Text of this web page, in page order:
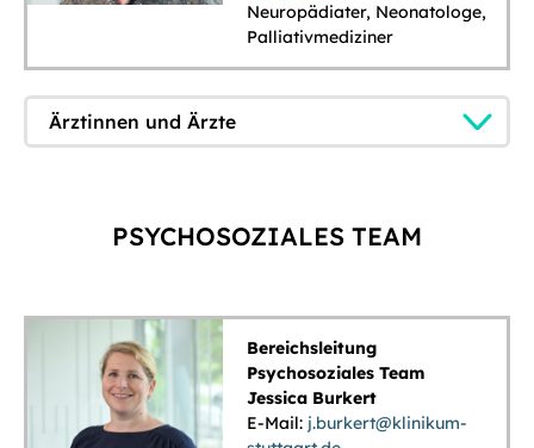
Neuropädiater, Neonatologe,
Palliativmediziner
Ärztinnen und Ärzte
PSYCHOSOZIALES TEAM
Bereichsleitung
Psychosoziales Team
Jessica Burkert
E-Mail: j.burkert@klinikum-